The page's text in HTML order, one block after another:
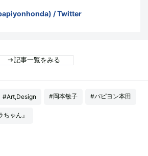
/ Twitter
記事一覧をみる
#Art,Design #岡本敏子 #パピヨン本田
ゃん』